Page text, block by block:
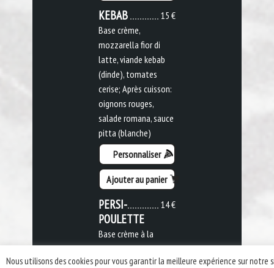
15 €
KEBAB
Base crème,
mozzarella fior di
latte, viande kebab
(dinde), tomates
cerise; Après cuisson:
oignons rouges,
salade romana, sauce
pitta (blanche)
Personnaliser
Ajouter au panier
14 €
PERSI-
POULETTE
Base crème à la
moutarde,
mozzarella fior di
Nous utilisons des cookies pour vous garantir la meilleure expérience sur notre